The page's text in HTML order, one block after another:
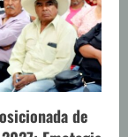
de